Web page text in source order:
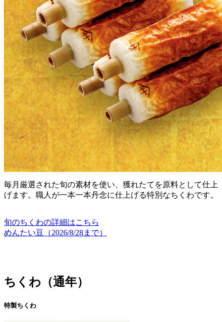
毎月厳選された旬の素材を使い、獲れたてを原料として仕上
げます。職人が一本一本丹念に仕上げる特別なちくわです。
旬のちくわの詳細はこちら
めんたい豆（2026/8/28まで）
ちくわ（通年）
特製ちくわ